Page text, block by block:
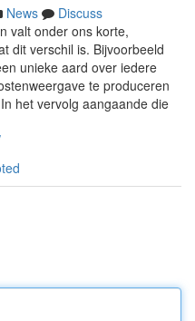
News
Discuss
valt onder ons korte,
dit verschil is. Bijvoorbeeld
unieke aard over iedere
te produceren
het vervolg aangaande die